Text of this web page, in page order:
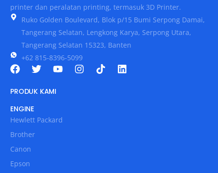
printer dan peralatan printing, termasuk 3D Printer.
Ruko Golden Boulevard, Blok p/15 Bumi Serpong Damai,
Tangerang Selatan, Lengkong Karya, Serpong Utara,
Tangerang Selatan 15323, Banten
+62 815-8396-5099
PRODUK KAMI
ENGINE
Hewlett Packard
Brother
Canon
Epson